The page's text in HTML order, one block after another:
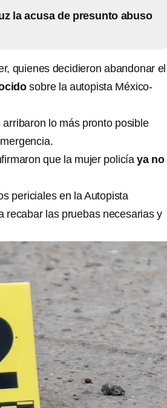
la acusa de presunto abuso
quienes decidieron abandonar el
sobre la autopista México-
arribaron lo más pronto posible
que la mujer policíaya no
periciales en la Autopista
recabar las pruebas necesarias y